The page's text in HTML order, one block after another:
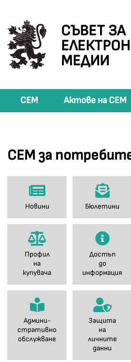
СЪВЕТ ЗА
МЕДИИ
СЕМ Актове на СЕМ
СЕМ за
Новини Бюлетини
Профил
на
купувача
Достъп
до
информация
Админи-
стративно
обслужване
Защита
на
личните
данни